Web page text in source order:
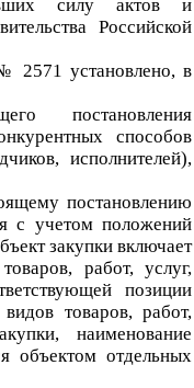
силу актов и
Российской
2571 установлено, в
постановления
способов
исполнителей),
постановлению
с учетом положений
закупки включает
работ, услуг,
позиции
товаров, работ,
наименование
объектом отдельных